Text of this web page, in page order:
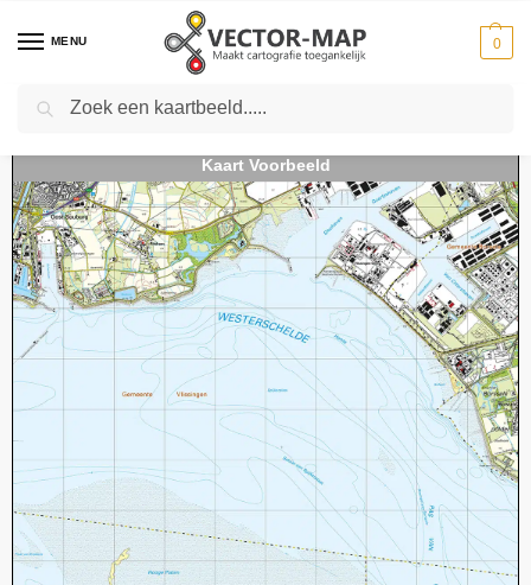
MENU 0
Home Kaarten - Topografische kaarten